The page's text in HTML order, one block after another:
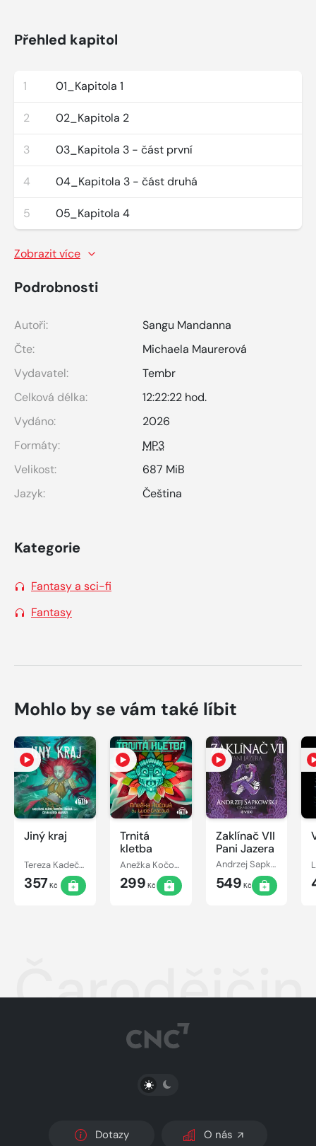
Přehled kapitol
1 01_Kapitola 1
2 02_Kapitola 2
3 03_Kapitola 3 - část první
4 04_Kapitola 3 - část druhá
5 05_Kapitola 4
Zobrazit více
Podrobnosti
Autoři:
Sangu Mandanna
Čte:
Michaela Maurerová
Vydavatel:
Tembr
Celková délka:
12:22:22 hod.
Vydáno:
2026
Formáty:
MP3
Velikost:
687 MiB
Jazyk:
Čeština
Kategorie
Fantasy a sci-fi
Fantasy
Mohlo by se vám také líbit
Jiný kraj
Tereza Kadečková, Tereza Matoušková
357Kč
Trnitá
kletba
Anežka Kočová
299 Kč
Zaklínač VII
Pani Jazera
Andrzej Sapkowski
549 Kč
PŘEPNOUT SVĚTLÝ/TMAVÝ REŽIM
Dotazy O nás